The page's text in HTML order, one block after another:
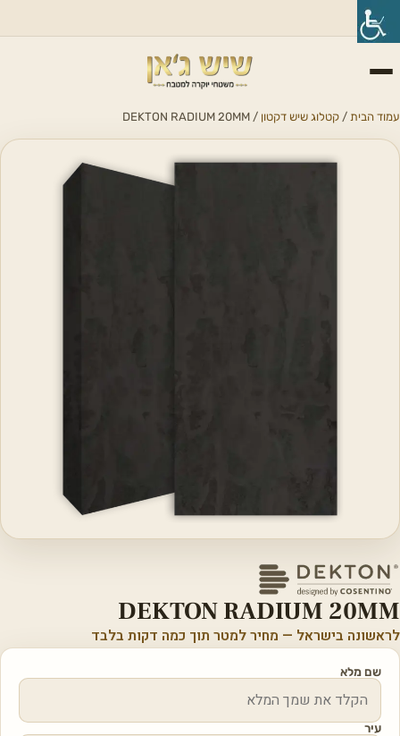
עמוד הבית / קטלוג שיש דקטון / DEKTON RADIUM 20MM
DEKTON RADIUM 20MM
לראשונה בישראל — מחיר למטר תוך כמה דקות בלבד
שם מלא
עיר